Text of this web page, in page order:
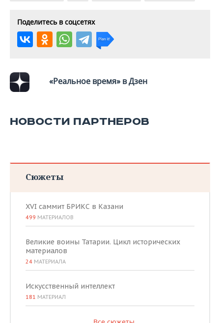
Поделитесь в соцсетях
«Реальное время» в Дзен
НОВОСТИ ПАРТНЕРОВ
Сюжеты
XVI саммит БРИКС в Казани
499 МАТЕРИАЛОВ
Великие воины Татарии. Цикл исторических
материалов
24 МАТЕРИАЛА
Искусственный интеллект
181 МАТЕРИАЛ